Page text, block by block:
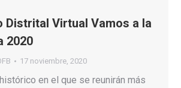
Distrital Virtual Vamos a la
2020
17 noviembre, 2020
en el que se reunirán más